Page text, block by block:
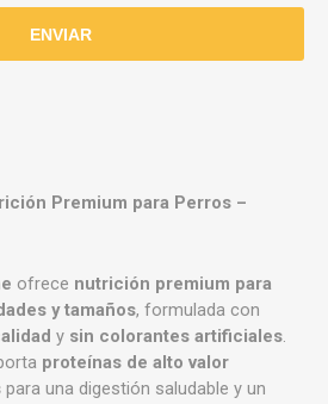
Premium para Perros –
ofrece nutrición premium para
y tamaños, formulada con
y sin colorantes artificiales.
proteínas de alto valor
para una digestión saludable y un